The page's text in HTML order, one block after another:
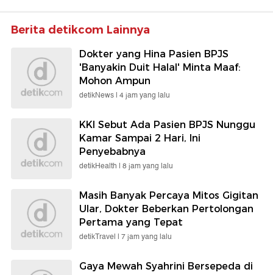
Berita detikcom Lainnya
Dokter yang Hina Pasien BPJS
'Banyakin Duit Halal' Minta Maaf:
Mohon Ampun
detikNews | 4 jam yang lalu
KKI Sebut Ada Pasien BPJS Nunggu
Kamar Sampai 2 Hari, Ini
Penyebabnya
detikHealth | 8 jam yang lalu
Masih Banyak Percaya Mitos Gigitan
Ular, Dokter Beberkan Pertolongan
Pertama yang Tepat
detikTravel | 7 jam yang lalu
Gaya Mewah Syahrini Bersepeda di